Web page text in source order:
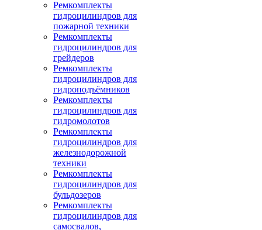
Ремкомплекты
гидроцилиндров для
пожарной техники
Ремкомплекты
гидроцилиндров для
грейдеров
Ремкомплекты
гидроцилиндров для
гидроподъёмников
Ремкомплекты
гидроцилиндров для
гидромолотов
Ремкомплекты
гидроцилиндров для
железнодорожной
техники
Ремкомплекты
гидроцилиндров для
бульдозеров
Ремкомплекты
гидроцилиндров для
самосвалов,